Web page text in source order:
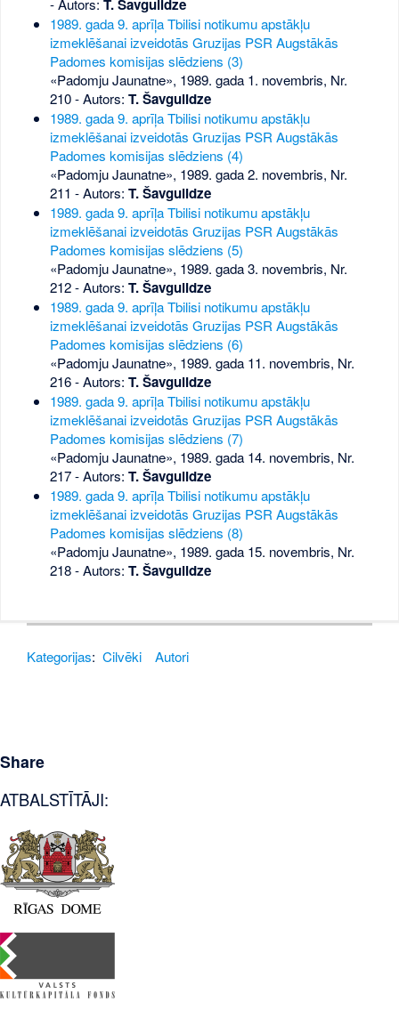
T. Šavgulidze
1989. gada 9. aprīļa Tbilisi notikumu apstākļu
izmeklēšanai izveidotās Gruzijas PSR Augstākās
Padomes komisijas slēdziens (3)
«Padomju Jaunatne», 1989. gada 1. novembris, Nr.
210- Autors: T. Šavgulidze
1989. gada 9. aprīļa Tbilisi notikumu apstākļu
izmeklēšanai izveidotās Gruzijas PSR Augstākās
Padomes komisijas slēdziens (4)
«Padomju Jaunatne», 1989. gada 2. novembris, Nr.
211 - Autors: T. Šavgulidze
1989. gada 9. aprīļa Tbilisi notikumu apstākļu
izmeklēšanai izveidotās Gruzijas PSR Augstākās
Padomes komisijas slēdziens (5)
«Padomju Jaunatne», 1989. gada 3. novembris, Nr.
212- Autors: T. Šavgulidze
1989. gada 9. aprīļa Tbilisi notikumu apstākļu
izmeklēšanai izveidotās Gruzijas PSR Augstākās
Padomes komisijas slēdziens (6)
«Padomju Jaunatne», 1989. gada 11. novembris, Nr.
216- Autors: T. Šavgulidze
1989. gada 9. aprīļa Tbilisi notikumu apstākļu
izmeklēšanai izveidotās Gruzijas PSR Augstākās
Padomes komisijas slēdziens (7)
«Padomju Jaunatne», 1989. gada 14. novembris, Nr.
217- Autors: T. Šavgulidze
1989. gada 9. aprīļa Tbilisi notikumu apstākļu
izmeklēšanai izveidotās Gruzijas PSR Augstākās
Padomes komisijas slēdziens (8)
«Padomju Jaunatne», 1989. gada 15. novembris, Nr.
218- Autors: T. Šavgulidze
Kategorijas: Cilvēki Autori
Share
ATBALSTĪTĀJI: